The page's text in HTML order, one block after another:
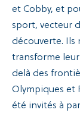
et Cobby, et
sport, vecteur
découverte.
transforme
delà des
Olympiques et
été invités à